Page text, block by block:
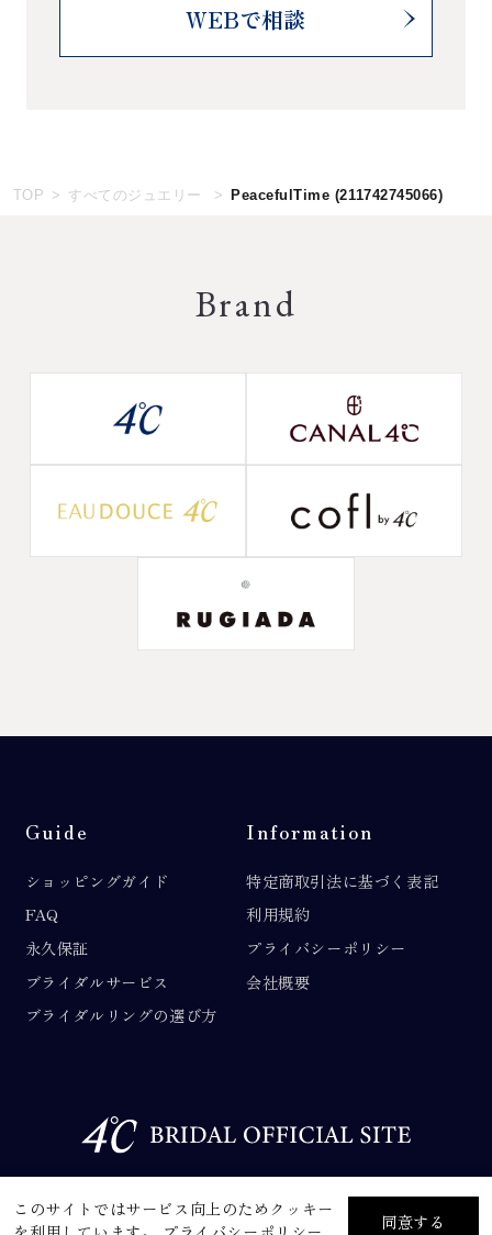
WEBで相談
TOP すべてのジュエリー PeacefulTime (211742745066)
Brand
Guide
ショッピングガイド
FAQ
永久保証
ブライダルサービス
ブライダルリングの選び方
Information
特定商取引法に基づく表記
利用規約
プライバシーポリシー
会社概要
このサイトではサービス向上のためクッキー
同意する